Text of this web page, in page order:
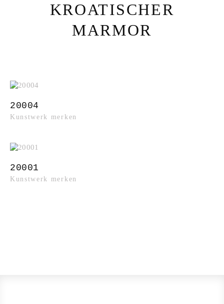
KROATISCHER
MARMOR
Kunstwerk merken
20004
Kunstwerk merken
20001